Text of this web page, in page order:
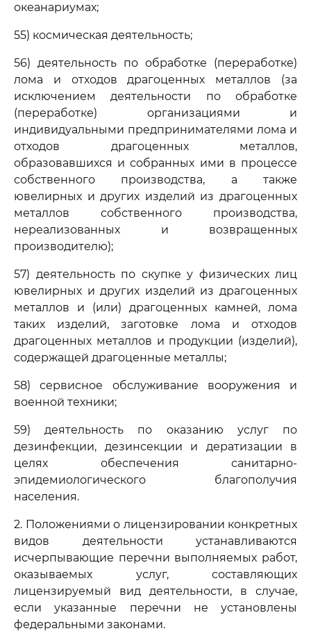
океанариумах;
55) космическая деятельность;
56) деятельность по обработке (переработке)
лома и отходов драгоценных металлов (за
исключением деятельности по обработке
(переработке) организациями и
индивидуальными предпринимателями лома и
отходов драгоценных металлов,
образовавшихся и собранных ими в процессе
собственного производства, а также
ювелирных и других изделий из драгоценных
металлов собственного производства,
нереализованных и возвращенных
производителю);
57) деятельность по скупке у физических лиц
ювелирных и других изделий из драгоценных
металлов и (или) драгоценных камней, лома
таких изделий, заготовке лома и отходов
драгоценных металлов и продукции (изделий),
содержащей драгоценные металлы;
58) сервисное обслуживание вооружения и
военной техники;
59) деятельность по оказанию услуг по
дезинфекции, дезинсекции и дератизации в
целях обеспечения санитарно-
эпидемиологического благополучия
населения.
2. Положениями о лицензировании конкретных
видов деятельности устанавливаются
исчерпывающие перечни выполняемых работ,
оказываемых услуг, составляющих
лицензируемый вид деятельности, в случае,
если указанные перечни не установлены
федеральными законами.